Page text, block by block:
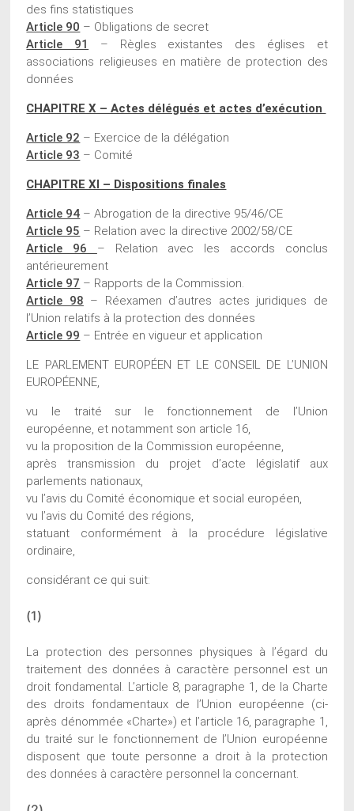
des fins statistiques
Article 90 – Obligations de secret
Article 91
– Règles existantes des églises et
associations religieuses en matière de protection des
données
CHAPITRE X – Actes délégués et actes d’exécution
Article 92 – Exercice de la délégation
Article 93 – Comité
CHAPITRE XI – Dispositions finales
Article 94 – Abrogation de la directive 95/46/CE
Article 95 – Relation avec la directive 2002/58/CE
Article 96 – Relation avec les accords conclus
antérieurement
Article 97 – Rapports de la Commission.
Article 98 – Réexamen d’autres actes juridiques de
l’Union relatifs à la protection des données
Article 99 – Entrée en vigueur et application
LE PARLEMENT EUROPÉEN ET LE CONSEIL DE L’UNION
EUROPÉENNE,
vu le traité sur le fonctionnement de l’Union
européenne, et notamment son article 16,
vu la proposition de la Commission européenne,
après transmission du projet d’acte législatif aux
parlements nationaux,
vu l’avis du Comité économique et social européen,
vu l’avis du Comité des régions,
statuant conformément à la procédure législative
ordinaire,
considérant ce qui suit:
(1)
La protection des personnes physiques à l’égard du
traitement des données à caractère personnel est un
droit fondamental. L’article 8, paragraphe 1, de la Charte
des droits fondamentaux de l’Union européenne (ci-
après dénommée «Charte») et l’article 16, paragraphe 1,
du traité sur le fonctionnement de l’Union européenne
disposent que toute personne a droit à la protection
des données à caractère personnel la concernant.